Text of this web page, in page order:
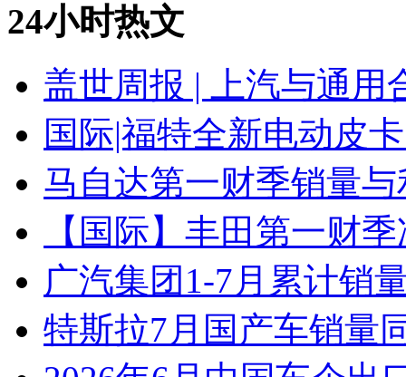
24小时热文
盖世周报 | 上汽与通用
国际|福特全新电动皮
马自达第一财季销量
【国际】丰田第一财
广汽集团1-7月累计销
特斯拉7月国产车销量